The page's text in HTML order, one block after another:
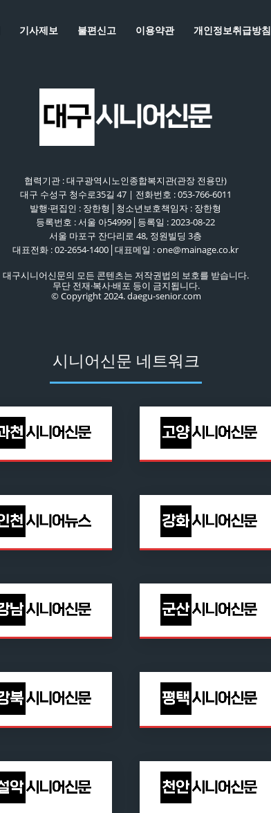
기사제보 불편신고 이용약관 개인정보취급방침
협력기관 : 대구광역시노인종합복지관(관장 전용만)
대구 수성구 청수로35길 47 | 전화번호 : 053-766-6011
발행·편집인 : 장한형│청소년보호책임자 : 장한형
등록번호 : 서울 아54999│등록일 : 2023-08-22
서울 마포구 잔다리로 48, 정원빌딩 3층
대표전화 : 02-2654-1400│대표메일 : one@mainage.co.kr
대구시니어신문의 모든 콘텐츠는 저작권법의 보호를 받습니다.
무단 전재·복사·배포 등이 금지됩니다.
© Copyright 2024. daegu-senior.com
시니어신문 네트워크